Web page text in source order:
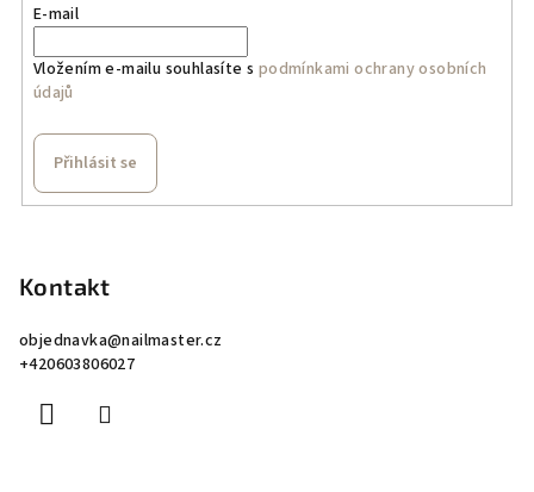
E-mail
Vložením e-mailu souhlasíte s podmínkami ochrany osobních
údajů
Přihlásit se
Kontakt
objednavka@nailmaster.cz
+420603806027